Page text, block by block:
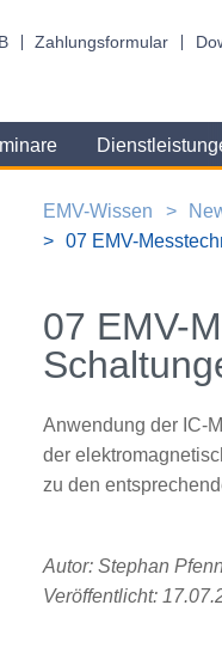
Zahlungsformular
EMV-Wissen
07 EMV-
07 EMV-
Anwendung der IC-
der
zu den
Autor: Stephan
Veröffentlicht: